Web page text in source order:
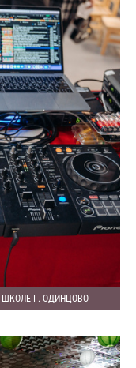
Г. ОДИНЦОВО